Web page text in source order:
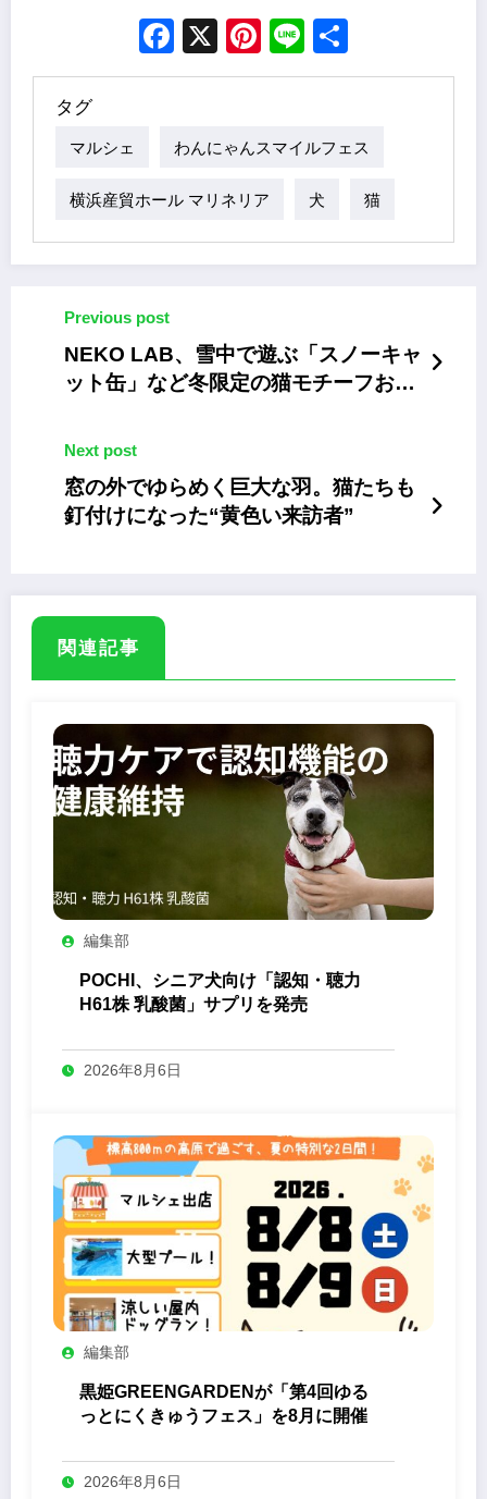
Facebook
X Pinterest
Line
タグ
マルシェ わんにゃんスマイルフェス
横浜産貿ホール マリネリア 犬 猫
Previous post
NEKO LAB、雪中で遊ぶ「スノーキャ
ット缶」など冬限定の猫モチーフお菓
Next post
窓の外でゆらめく巨大な羽。猫たちも
釘付けになった“黄色い来訪者”
関連記事
編集部
POCHI、シニア犬向け「認知・聴力
H61株 乳酸菌」サプリを発売
2026年8月6日
編集部
黒姫GREENGARDENが「第4回ゆる
っとにくきゅうフェス」を8月に開催
2026年8月6日